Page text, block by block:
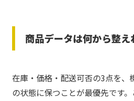
商品データは何から整
在庫・価格・配送可否の3点を、
の状態に保つことが最優先です